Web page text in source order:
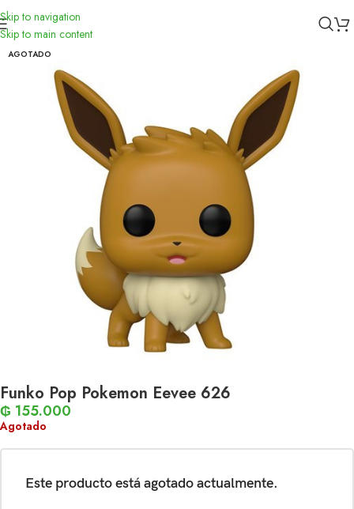
Skip to navigation
Skip to main content
Inicio Funko
AGOTADO
Funko Pop Pokemon Eevee 626
₲ 155.000
Agotado
Este producto está agotado actualmente.